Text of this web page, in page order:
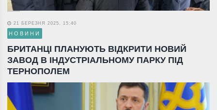
21 БЕРЕЗНЯ 2025, 15:40
НОВИНИ
БРИТАНЦІ ПЛАНУЮТЬ ВІДКРИТИ НОВИЙ
ЗАВОД В ІНДУСТРІАЛЬНОМУ ПАРКУ ПІД
ТЕРНОПОЛЕМ